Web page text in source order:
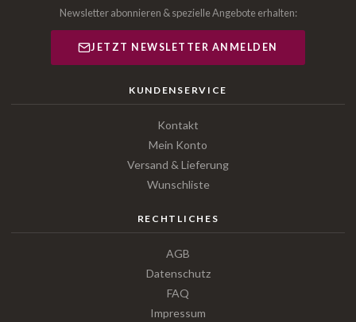
Newsletter abonnieren & spezielle Angebote erhalten:
JETZT NEWSLETTER ANMELDEN
KUNDENSERVICE
Kontakt
Mein Konto
Versand & Lieferung
Wunschliste
RECHTLICHES
AGB
Datenschutz
FAQ
Impressum